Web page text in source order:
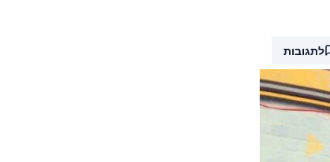
לתגובות